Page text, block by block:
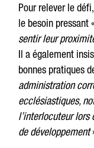
Pour relever le
le besoin pressant
sentir leur
Il a également
bonnes pratiques
administration
ecclésiastiques,
l’interlocuteur lors
de développement